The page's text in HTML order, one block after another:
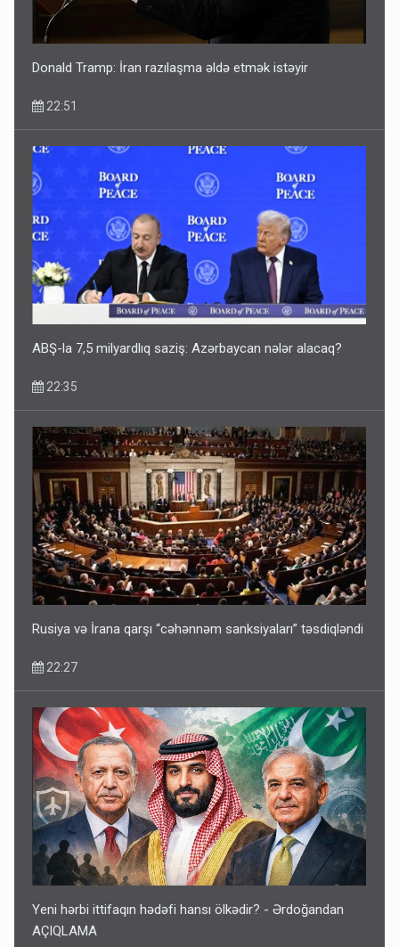
Geri çağırılan səfir Abel Məhərrəmovun oğludur - DOSYE
14:07
Media və Yayım Şurasına əlavə hüquq və vəzifələr verilib
13:24
Kartdan karta istədiyiniz qədər köçürmə edə bilərsiniz -
VİDEO
11:06
Donald Tramp: İran razılaşma əldə etmək istəyir
22:51
ABŞ-la 7,5 milyardlıq saziş: Azərbaycan nələr alacaq?
22:35
Rusiya və İrana qarşı “cəhənnəm sanksiyaları” təsdiqləndi
22:27
Yeni hərbi ittifaqın hədəfi hansı ölkədir? - Ərdoğandan
AÇIQLAMA